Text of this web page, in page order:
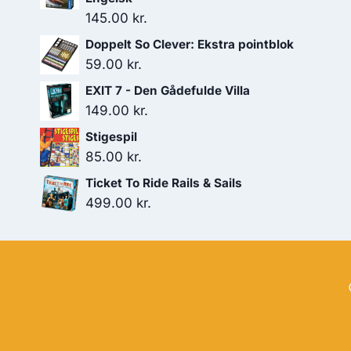
145.00 kr.
Doppelt So Clever: Ekstra pointblok
59.00 kr.
EXIT 7 - Den Gådefulde Villa
149.00 kr.
Stigespil
85.00 kr.
Ticket To Ride Rails & Sails
499.00 kr.